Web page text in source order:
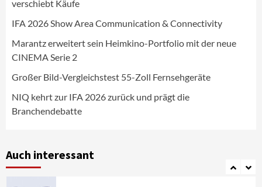
verschiebt Käufe
IFA 2026 Show Area Communication & Connectivity
Marantz erweitert sein Heimkino-Portfolio mit der neue
CINEMA Serie 2
Großer Bild-Vergleichstest 55-Zoll Fernsehgeräte
NIQ kehrt zur IFA 2026 zurück und prägt die
Branchendebatte
Auch interessant
5
NIQ kehrt zur IFA 2026 zurück und prägt
die Branchendebatte
6
Aktuell
CHERRY baut Vertriebsteam in
7
Klimageräte und Ventilatoren